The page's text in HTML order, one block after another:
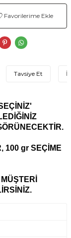
Favorilerime Ekle
Tavsiye Et
100 gr SEÇİME